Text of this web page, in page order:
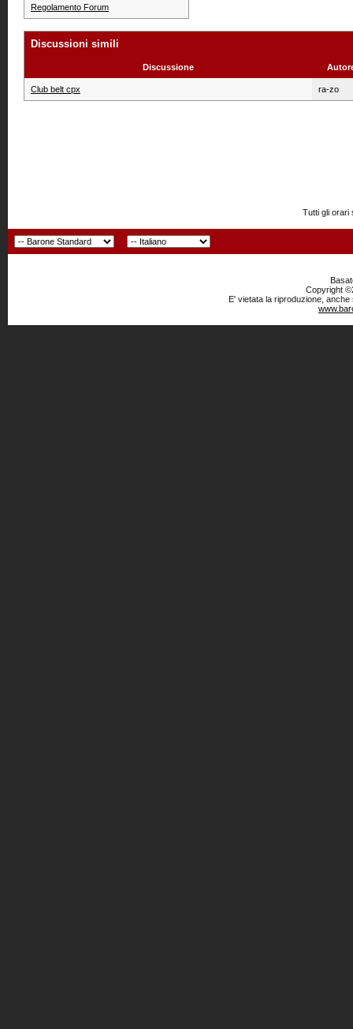
Regolamento Forum
Discussioni simili
Discussione
Club belt cpx ra-zo
Tutti gli orari
Copyright
E' vietata la riproduzione,